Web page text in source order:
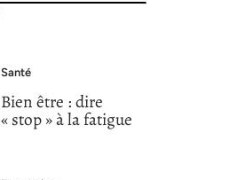
Santé
Bien être : dire
« stop » à la fatigue